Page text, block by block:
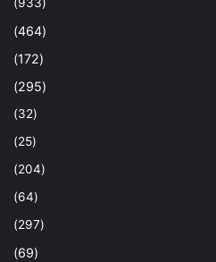
(933)
(464)
(172)
(295)
(32)
(25)
(204)
(64)
(297)
(69)